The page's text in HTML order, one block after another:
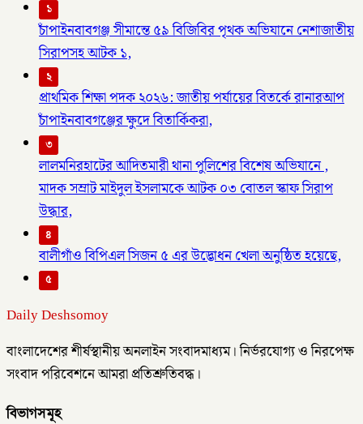
১
চাঁপাইনবাবগঞ্জ সীমান্তে ৫৯ বিজিবির পৃথক অভিযানে নেশাজাতীয়
সিরাপসহ আটক ১,
২
প্রাথমিক শিক্ষা পদক ২০২৬: জাতীয় পর্যায়ের বিতর্কে রানারআপ
চাঁপাইনবাবগঞ্জের ক্ষুদে বিতার্কিকরা,
৩
লালমনিরহাটের আদিতমারী থানা পুলিশের বিশেষ অভিযানে ,
মাদক সম্রাট মাইদুল ইসলামকে আটক ০৩ বোতল স্কাফ সিরাপ
উদ্ধার,
৪
বালীগাঁও বিপিএল সিজন ৫ এর উদ্ভোধন খেলা অনুষ্ঠিত হয়েছে,
৫
Daily Deshsomoy
বাংলাদেশের শীর্ষস্থানীয় অনলাইন সংবাদমাধ্যম। নির্ভরযোগ্য ও নিরপেক্ষ
সংবাদ পরিবেশনে আমরা প্রতিশ্রুতিবদ্ধ।
বিভাগসমূহ